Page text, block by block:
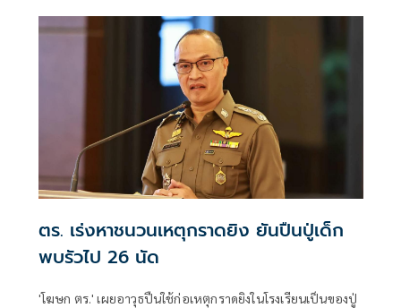
เพื่อน เสพสื่อโซเชียล พบเคยสั่งซื้อปืนบีบีกันทางออนไลน์มา
โรงเรียนแต่ถูกครูยึด เร่งตรวจสอบมือถือ-คอมพิวเตอร์ โยงเหตุ
ตร. เร่งหาชนวนเหตุกราดยิง ยันปืนปู่เด็ก
พบรัวไป 26 นัด
'โฆษก ตร.' เผยอาวุธปืนใช้ก่อเหตุกราดยิงในโรงเรียนเป็นของปู่